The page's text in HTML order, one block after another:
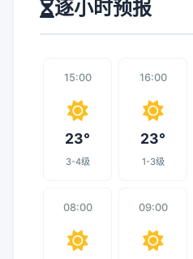
逐小时预报
15:00
23°
3-4级
16:00
23°
1-3级
08:00 09:00